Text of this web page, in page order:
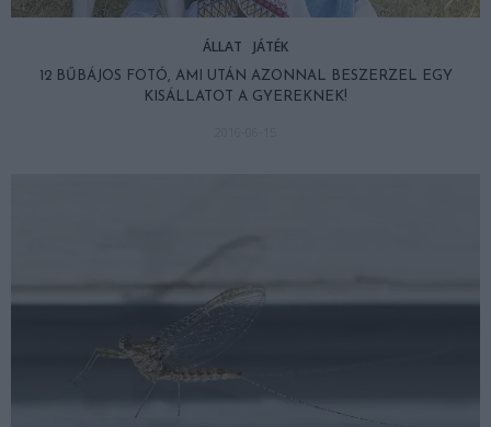
ÁLLAT JÁTÉK
12 BŰBÁJOS FOTÓ, AMI UTÁN AZONNAL BESZERZEL EGY
KISÁLLATOT A GYEREKNEK!